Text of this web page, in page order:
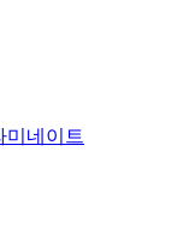
미네이트